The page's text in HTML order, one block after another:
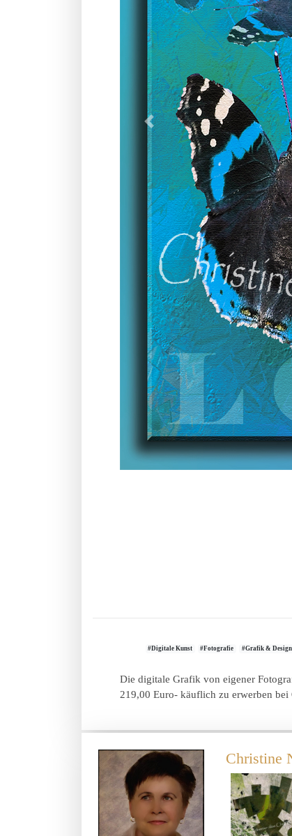
#Digitale Kunst #Fotografie #Grafik & Design
Die digitale Grafik von eigener
219,00 Euro- käuflich zu erwerben bei
Christine